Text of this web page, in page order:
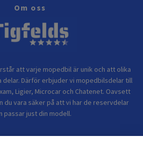
Om oss
att varje mopedbil är unik och att olika
delar. Därför erbjuder vi mopedbilsdelar till
Ligier, Microcar och Chatenet. Oavsett
du vara säker på att vi har de reservdelar
passar just din modell.